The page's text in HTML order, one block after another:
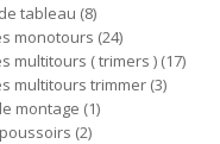
de tableau 8
monotours 24
multitours ( trimers ) 17
multitours trimmer 3
montage 1
2